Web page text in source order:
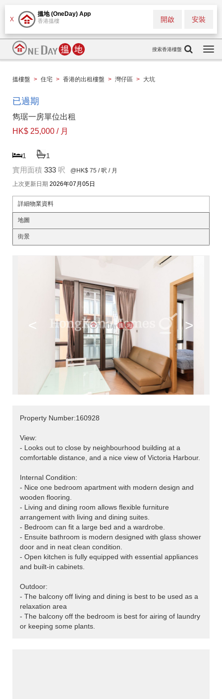
X
搵地 (OneDay) App
香港搵樓 安裝
開啟
搜索香港樓盤
搵樓盤 > 住宅 > 香港的出租樓盤 > 灣仔區 > 大坑
已過期
雋琚一房單位出租
HK$ 25,000 / 月
1 1
實用面積 333 呎 @HK$ 75 / 呎 / 月
上次更新日期 2026年07月05日
詳細物業資料
地圖
街景
< >
Property Number:160928
View:
- Looks out to close by neighbourhood building at a
comfortable distance, and a nice view of Victoria Harbour.
Internal Condition:
- Nice one bedroom apartment with modern design and
wooden flooring.
- Living and dining room allows flexible furniture
arrangement with living and dining suites.
- Bedroom can fit a large bed and a wardrobe.
- Ensuite bathroom is modern designed with glass shower
door and in neat clean condition.
- Open kitchen is fully equipped with essential appliances
and built-in cabinets.
Outdoor:
- The balcony off living and dining is best to be used as a
relaxation area
- The balcony off the bedroom is best for airing of laundry
or keeping some plants.